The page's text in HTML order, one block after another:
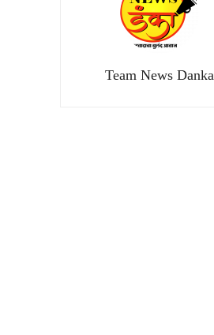
Team News Danka